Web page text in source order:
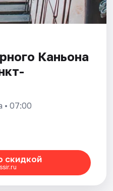
Каньона
• 07:00
скидкой